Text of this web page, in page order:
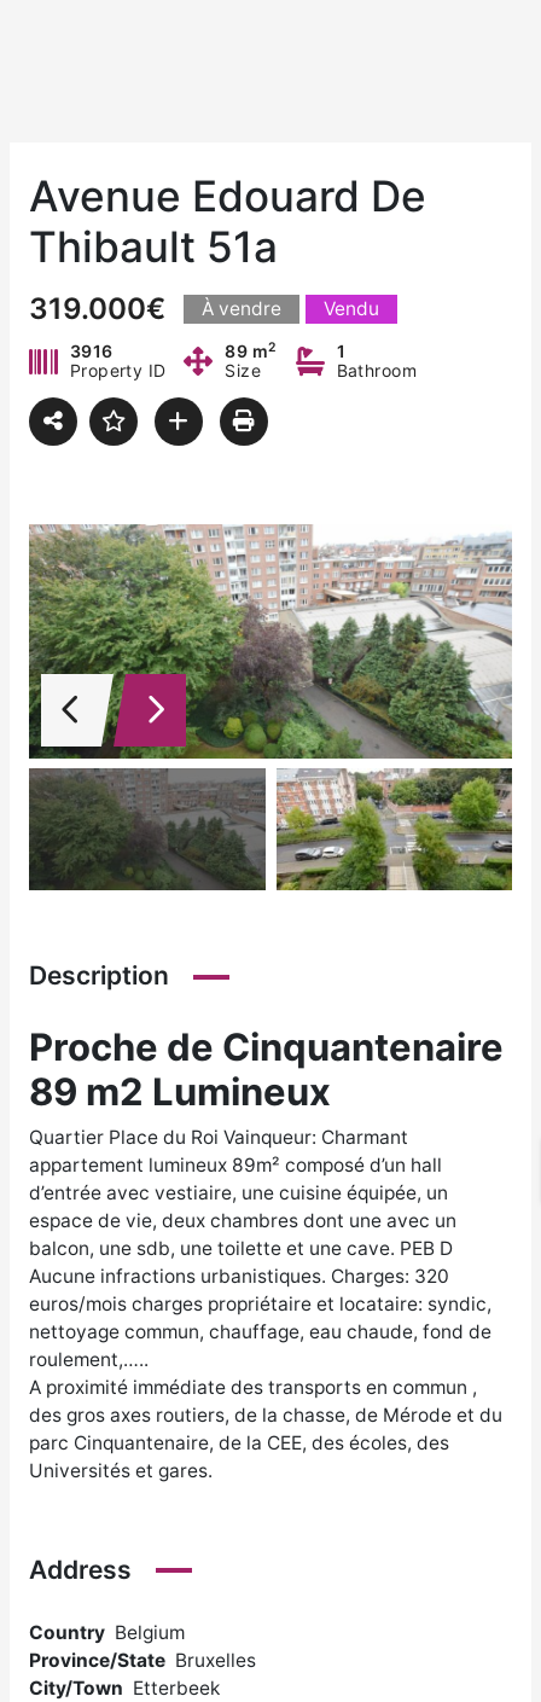
Avenue Edouard De
Thibault 51a
319.000€ À vendre Vendu
3916
Property ID
89 m2
Size
1
Bathroom
Description
Proche de Cinquantenaire
89 m2 Lumineux
Quartier Place du Roi Vainqueur: Charmant
appartement lumineux 89m² composé d’un hall
d’entrée avec vestiaire, une cuisine équipée, un
espace de vie, deux chambres dont une avec un
balcon, une sdb, une toilette et une cave. PEB D
Aucune infractions urbanistiques. Charges: 320
euros/mois charges propriétaire et locataire: syndic,
nettoyage commun, chauffage, eau chaude, fond de
roulement,…..
A proximité immédiate des transports en commun ,
des gros axes routiers, de la chasse, de Mérode et du
parc Cinquantenaire, de la CEE, des écoles, des
Universités et gares.
Address
Country Belgium
Province/State Bruxelles
City/Town Etterbeek